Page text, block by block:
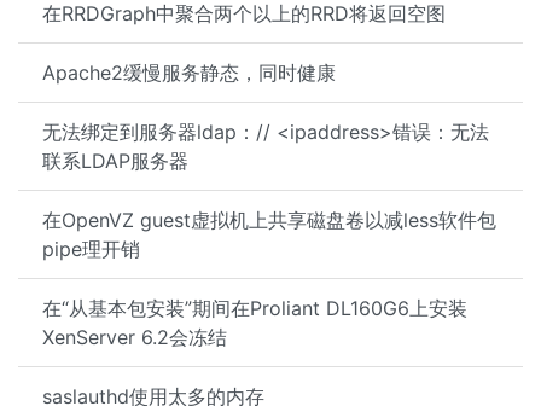
在RRDGraph中聚合两个以上的RRD将返回空图
Apache2缓慢服务静态，同时健康
无法绑定到服务器ldap：// <ipaddress>错误：无法
联系LDAP服务器
在OpenVZ guest虚拟机上共享磁盘卷以减less软件包
pipe理开销
在“从基本包安装”期间在Proliant DL160G6上安装
XenServer 6.2会冻结
saslauthd使用太多的内存